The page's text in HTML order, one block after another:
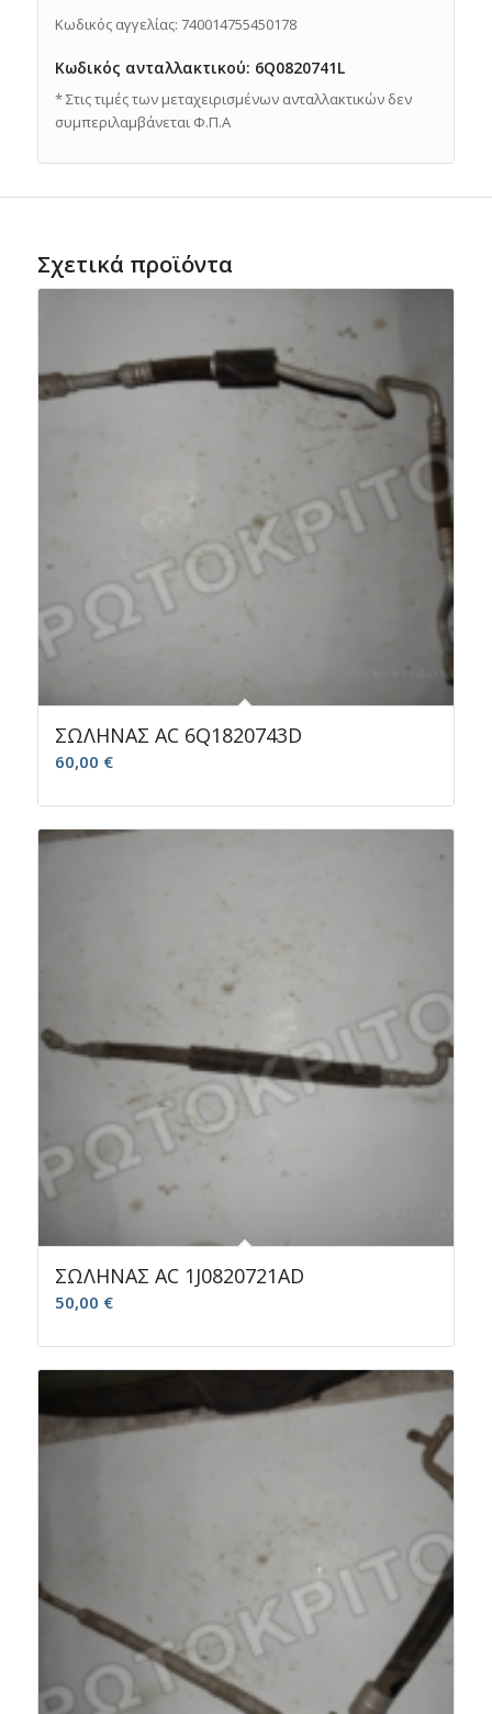
Κωδικός αγγελίας: 740014755450178
Κωδικός ανταλλακτικού: 6Q0820741L
* Στις τιμές των μεταχειρισμένων ανταλλακτικών δεν
συμπεριλαμβάνεται Φ.Π.Α
Σχετικά προϊόντα
ΣΩΛΗΝΑΣ AC 6Q1820743D
60,00 €
ΣΩΛΗΝΑΣ AC 1J0820721AD
50,00 €